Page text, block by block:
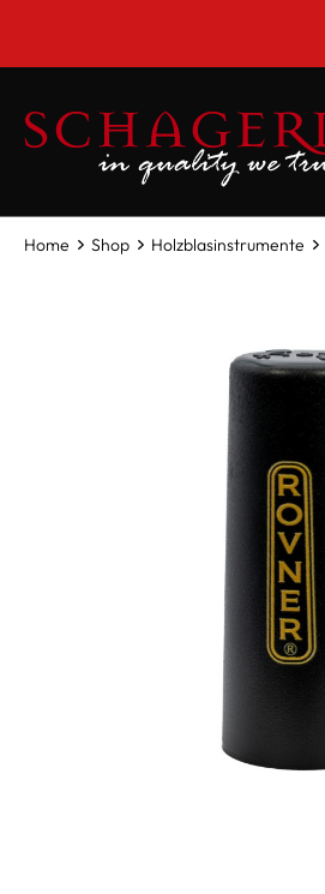
Home Shop Holzblasinstrumente